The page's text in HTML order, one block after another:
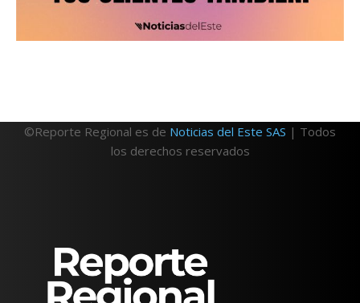
©Reporte Regional es de Noticias del Este SAS | Todos
los derechos reservados